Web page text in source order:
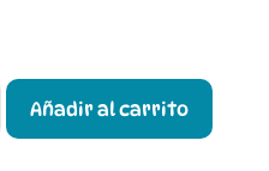
Añadir al carrito